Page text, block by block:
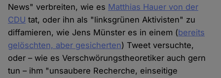
News" verbreiten, wie es Matthias Hauer von der
CDU tat, oder ihn als "linksgrünen Aktivisten" zu
diffamieren, wie Jens Münster es in einem (bereits
gelöschten, aber gesicherten) Tweet versuchte,
oder – wie es Verschwörungstheoretiker auch gern
tun – ihm "unsaubere Recherche, einseitige